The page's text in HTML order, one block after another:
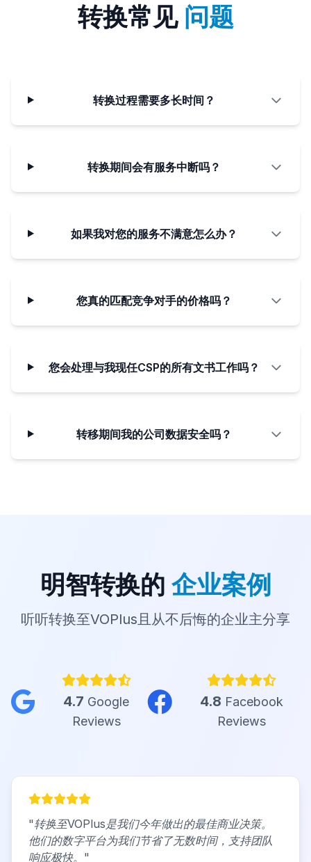
转换常见问题
转换过程需要多长时间？
转换期间会有服务中断吗？
如果我对您的服务不满意怎么办？
您真的匹配竞争对手的价格吗？
您会处理与我现任CSP的所有文书工作吗？
转移期间我的公司数据安全吗？
明智转换的 企业案例
听听转换至VOPlus且从不后悔的企业主分享
4.7 Google
Reviews
4.8 Facebook
Reviews
"转换至VOPlus是我们今年做出的最佳商业决策。
他们的数字平台为我们节省了无数时间，支持团队
响应极快。 "